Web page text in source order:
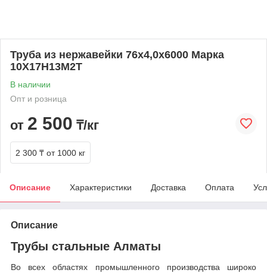
Труба из нержавейки 76х4,0х6000 Марка
10Х17Н13М2Т
В наличии
Опт и розница
от 2 500 ₸/кг
2 300 ₸ от 1000 кг
Описание Характеристики Доставка Оплата
Описание
Трубы стальные Алматы
Во всех областях промышленного производства широко